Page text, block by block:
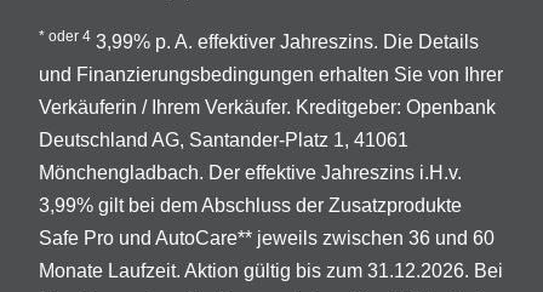
* oder 4 3,99% p. A. effektiver Jahreszins. Die Details
und Finanzierungsbedingungen erhalten Sie von Ihrer
Verkäuferin / Ihrem Verkäufer. Kreditgeber: Openbank
Deutschland AG, Santander-Platz 1, 41061
Mönchengladbach. Der effektive Jahreszins i.H.v.
3,99% gilt bei dem Abschluss der Zusatzprodukte
Safe Pro und AutoCare** jeweils zwischen 36 und 60
Monate Laufzeit. Aktion gültig bis zum 31.12.2026. Bei